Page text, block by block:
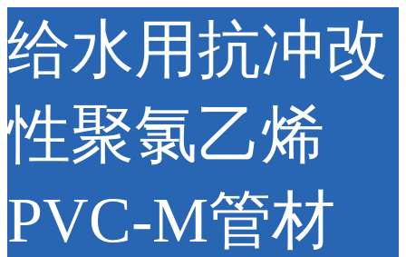
给水用抗冲改
性聚氯乙烯
PVC-M管材